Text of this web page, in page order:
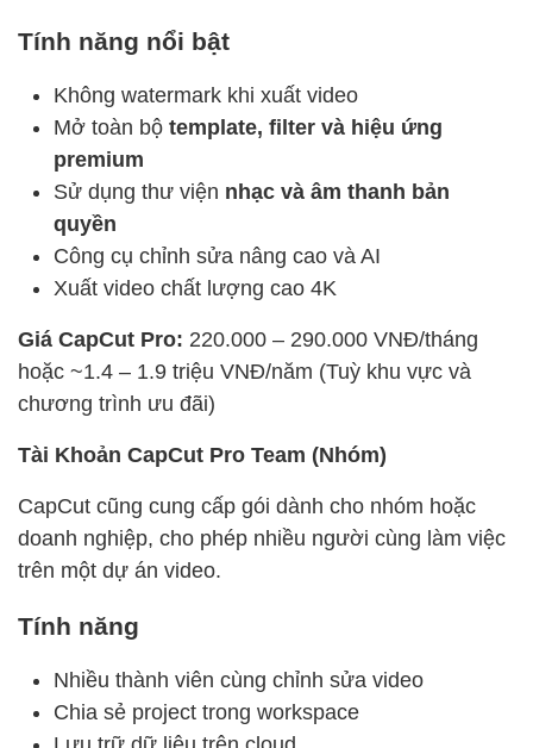
Tính năng nổi bật
Không watermark khi xuất video
Mở toàn bộ template, filter và hiệu ứng
premium
Sử dụng thư viện nhạc và âm thanh bản
quyền
Công cụ chỉnh sửa nâng cao và AI
Xuất video chất lượng cao 4K
Giá CapCut Pro: 220.000 – 290.000 VNĐ/tháng
hoặc ~1.4 – 1.9 triệu VNĐ/năm (Tuỳ khu vực và
chương trình ưu đãi)
Tài Khoản CapCut Pro Team (Nhóm)
CapCut cũng cung cấp gói dành cho nhóm hoặc
doanh nghiệp, cho phép nhiều người cùng làm việc
trên một dự án video.
Tính năng
Nhiều thành viên cùng chỉnh sửa video
Chia sẻ project trong workspace